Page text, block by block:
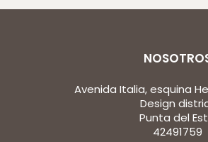
Avenida Italia, esquina
Design
Punta del
42491759